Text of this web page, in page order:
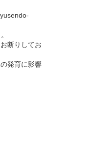
断りしてお
発育に影響